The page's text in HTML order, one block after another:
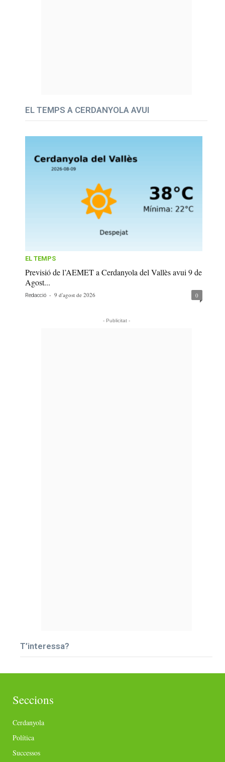
EL TEMPS A CERDANYOLA AVUI
EL TEMPS
Previsió de l’AEMET a Cerdanyola del Vallès avui 9 de
Agost...
Redacció - 9 d'agost de 2026 0
- Publicitat -
T’interessa?
Seccions
Cerdanyola
Política
Successos